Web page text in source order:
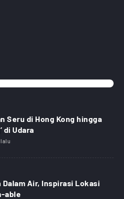
Seru di Hong Kong hingga
di Udara
Dalam Air, Inspirasi Lokasi
able